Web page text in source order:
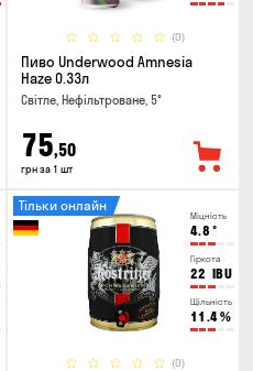
(0)
Пиво Underwood Amnesia
Haze 0.33л
Світле, Нефільтроване, 5°
75,50
грн за 1 шт
Міцність
4.8 °
Гіркота
22 IBU
Щільність
11.4%
(0)
Тільки онлайн